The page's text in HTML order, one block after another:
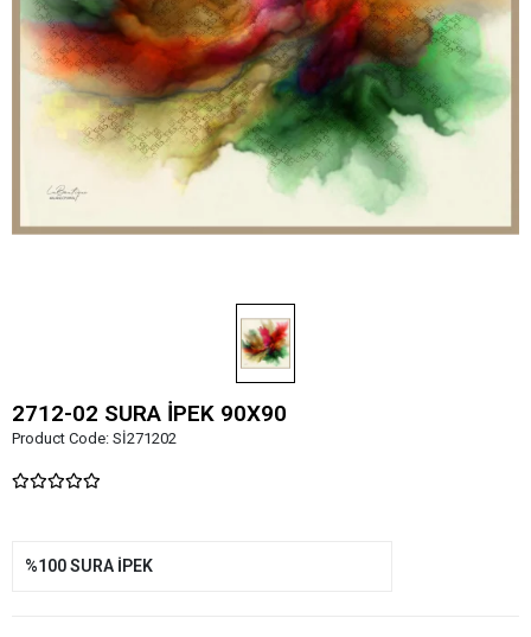
2712-02 SURA İPEK 90X90
Product Code: Sİ271202
%100 SURA İPEK